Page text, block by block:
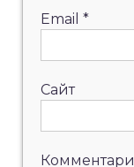
Email *
Сайт